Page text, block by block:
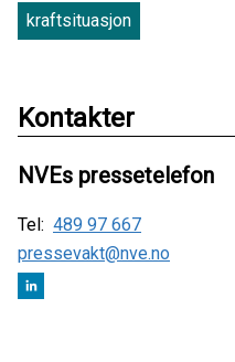
kraftsituasjon
Kontakter
NVEs pressetelefon
Tel: 489 97 667
pressevakt@nve.no